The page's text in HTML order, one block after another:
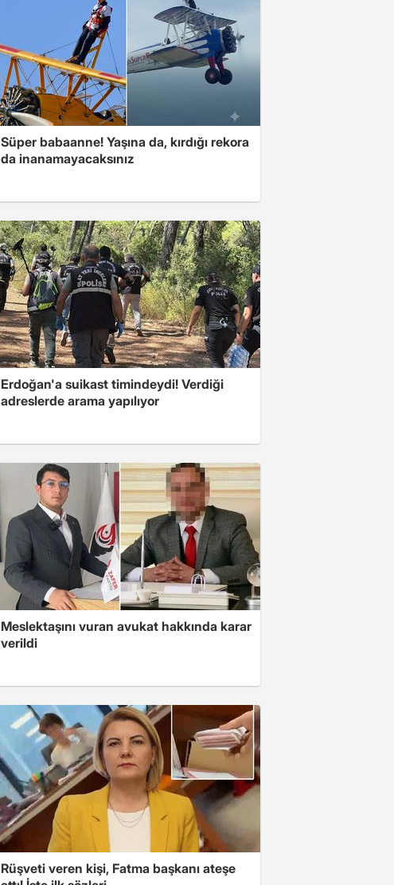
Süper babaanne! Yaşına da, kırdığı rekora
da inanamayacaksınız
Erdoğan'a suikast timindeydi! Verdiği
adreslerde arama yapılıyor
Meslektaşını vuran avukat hakkında karar
verildi
Rüşveti veren kişi, Fatma başkanı ateşe